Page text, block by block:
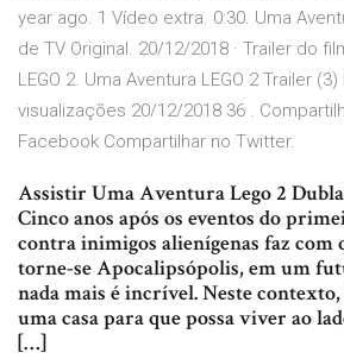
year ago. 1 Vídeo extra. 0:30. Uma
de TV Original. 20/12/2018 · Trailer do
LEGO 2. Uma Aventura LEGO 2 Trailer
visualizações 20/12/2018 36 .
Facebook Compartilhar no Twitter.
Assistir Uma Aventura Lego 2
Cinco anos após os eventos do
contra inimigos alienígenas faz com
torne-se Apocalipsópolis, em um
nada mais é incrível. Neste
uma casa para que possa viver ao
[…]